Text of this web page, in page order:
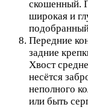
скошенный.
широкая и
Передние
задние
Хвост
несётся
неполного
или быть